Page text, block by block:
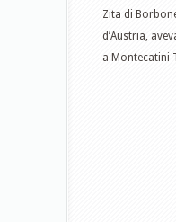
Zita di
d’Austria,
a Montecatini